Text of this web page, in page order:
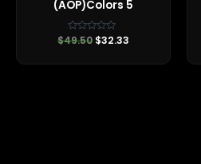
(AOP)Colors 5
Valorado
con
de
$49.50 $32.33